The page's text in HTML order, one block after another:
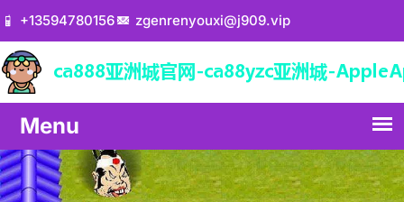
+13594780156 zgenrenyouxi@j909.vip